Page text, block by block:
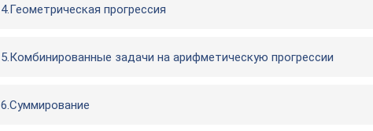
4.Геометрическая прогрессия
5.Комбинированные задачи на арифметическую прогрессии
6.Суммирование